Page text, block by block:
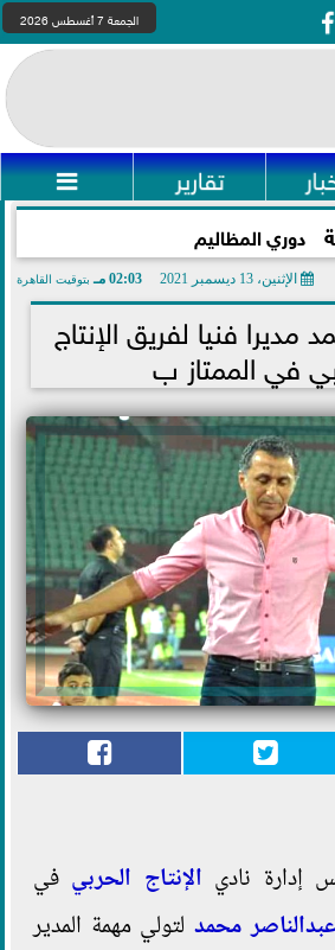
 الجمعة 7 أغسطس 2026
تقارير 
دوري المظاليم
الإثنين، 13 ديسمبر 2021 02:03 مـ بتوقيت القاهرة
مديرا فنيا لفريق الإنتاج
في الممتاز ب
نادي الإنتاج الحربي في
عبدالناصر محمدلتولي مهمة المدير